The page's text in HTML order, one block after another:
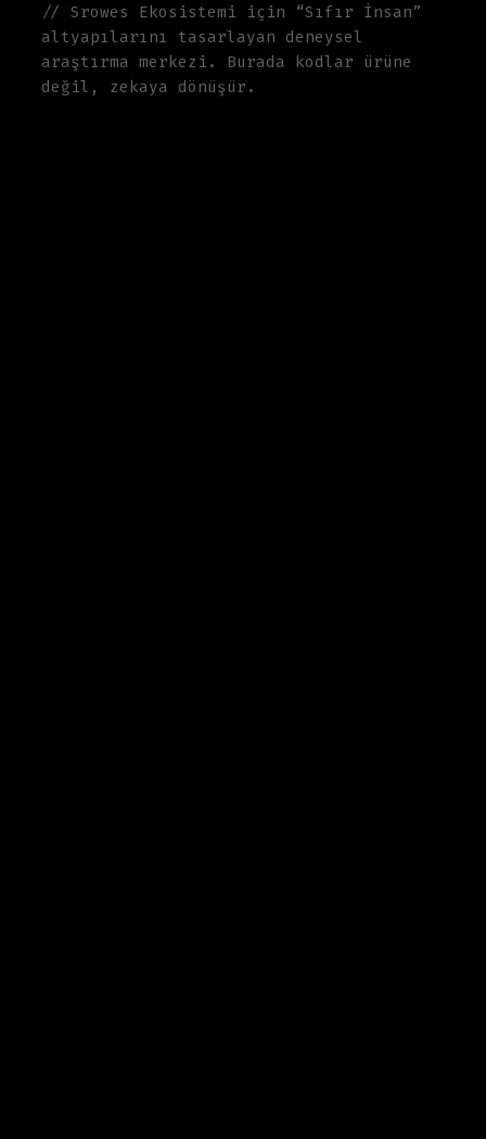
// Srowes Ekosistemi için “Sıfır İnsan”
altyapılarını tasarlayan deneysel
araştırma merkezi. Burada kodlar ürüne
değil, zekaya dönüşür.